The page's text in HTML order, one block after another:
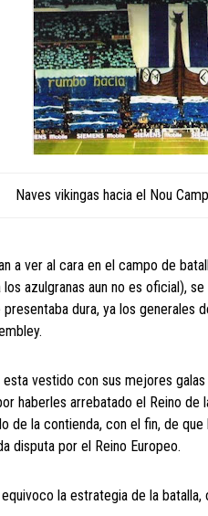
Naves vikingas hacia el Nou
a ver al cara en el campo de
azulgranas aun no es oficial),
dura, ya los
vestido con sus mejores
haberles arrebatado el Reino
de la contienda, con el fin, de
disputa por el Reino Europeo.
la estrategia de la